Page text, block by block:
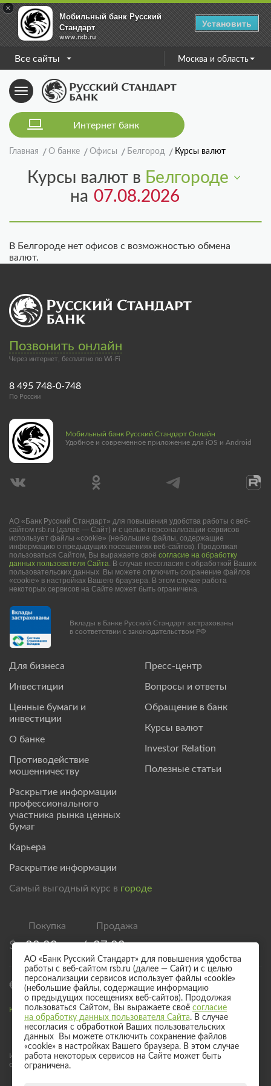
×
Мобильный банк Русский
Стандарт
www.rsb.ru
Установить
Все сайты Москва и область
Toggle
navigation
Интернет банк
Главная О банке Офисы Белгород Курсы валют
Курсы валют в Белгороде
на
В Белгороде нет офисов с возможностью обмена
валют.
Позвонить онлайн
Через интернет, бесплатно по Wi-Fi
8 495 748-0-748
По России
Для бизнеса
Инвестиции
Ценные бумаги и
инвестиции
О банке
Противодействие
мошенничеству
Раскрытие информации
профессионального
участника рынка ценных
бумаг
Карьера
Раскрытие информации
Пресс-центр
Вопросы и ответы
Обращение в банк
Курсы валют
Investor Relation
Полезные статьи
Мобильный банк Русский Стандарт Онлайн
Удобное и современное приложение для iOS и Android
АО «Банк Русский Стандарт» для повышения удобства работы с веб-
сайтом rsb.ru (далее — Сайт) и с целью персонализации сервисов
использует файлы «cookie» (небольшие файлы, содержащие
информацию о предыдущих посещениях веб-сайтов). Продолжая
пользоваться Сайтом, Вы выражаете своё согласие на обработку
данных пользователя Сайта. В случае несогласия с обработкой Ваших
пользовательских данных Вы можете отключить сохранение файлов
«cookie» в настройках Вашего браузера. В этом случае работа
некоторых сервисов на Сайте может быть ограничена.
Вклады в Банке Русский Стандарт застрахованы
в соответствии с законодательством РФ
Самый выгодный курс в городе
$ 82,00 / 87,00
€ 94,00 / 99,00
Курс валют для безналичного обмена
Информация о процентных ставках по договорам банковского вклада
с физическими лицами
АО «Банк Русский Стандарт» для повышения удобства
работы с веб-сайтом rsb.ru (далее — Сайт) и с целью
персонализации сервисов использует файлы «cookie»
(небольшие файлы, содержащие информацию
о предыдущих посещениях веб-сайтов). Продолжая
пользоваться Сайтом, Вы выражаете своё согласие
на обработку данных пользователя Сайта. В случае
несогласия с обработкой Ваших пользовательских
данных Вы можете отключить сохранение файлов
«cookie» в настройках Вашего браузера. В этом случае
работа некоторых сервисов на Сайте может быть
ограничена.